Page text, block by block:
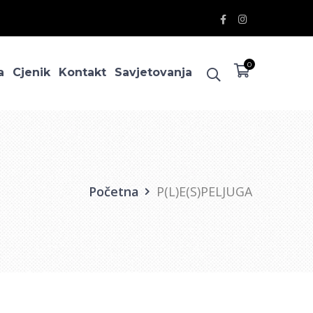
Facebook
Profile
Instagram
Profile
0
Cjenik Kontakt Savjetovanja
Početna P(L)E(S)PELJUGA